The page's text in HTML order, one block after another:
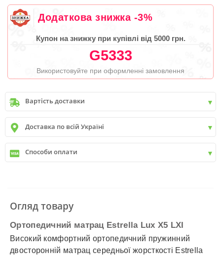
Додаткова знижка -3%
Купон на знижку при купівлі від 5000 грн.
G5333
Використовуйте при оформленні замовлення
Вартість доставки
Київдо9999 грн. -400 грн.
Київвід9999 грн - БЕЗКОШТОВНО
Київ передмістя +30 грн\км
Доставка по всій Україні
✓Нова пошта
✓Делівері
✓Автолюкс
Способи оплати
✓ Детальніше
Огляд товару
Ортопедичний матрац Estrella Lux X5 LXI
Високий комфортний ортопедичний пружинний
двосторонній матрац середньої жорсткості Estrella